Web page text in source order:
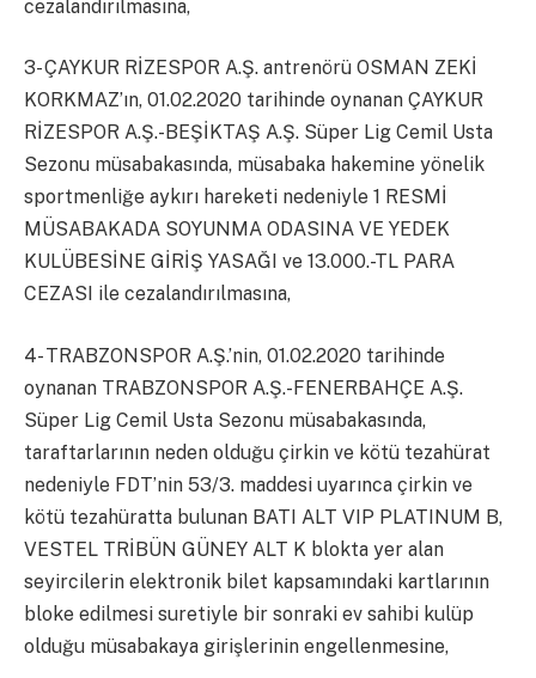
cezalandırılmasına,
3- ÇAYKUR RİZESPOR A.Ş. antrenörü OSMAN ZEKİ
KORKMAZ’ın, 01.02.2020 tarihinde oynanan ÇAYKUR
RİZESPOR A.Ş.-BEŞİKTAŞ A.Ş. Süper Lig Cemil Usta
Sezonu müsabakasında, müsabaka hakemine yönelik
sportmenliğe aykırı hareketi nedeniyle 1 RESMİ
MÜSABAKADA SOYUNMA ODASINA VE YEDEK
KULÜBESİNE GİRİŞ YASAĞI ve 13.000.-TL PARA
CEZASI ile cezalandırılmasına,
4- TRABZONSPOR A.Ş.’nin, 01.02.2020 tarihinde
oynanan TRABZONSPOR A.Ş.-FENERBAHÇE A.Ş.
Süper Lig Cemil Usta Sezonu müsabakasında,
taraftarlarının neden olduğu çirkin ve kötü tezahürat
nedeniyle FDT’nin 53/3. maddesi uyarınca çirkin ve
kötü tezahüratta bulunan BATI ALT VIP PLATINUM B,
VESTEL TRİBÜN GÜNEY ALT K blokta yer alan
seyircilerin elektronik bilet kapsamındaki kartlarının
bloke edilmesi suretiyle bir sonraki ev sahibi kulüp
olduğu müsabakaya girişlerinin engellenmesine,